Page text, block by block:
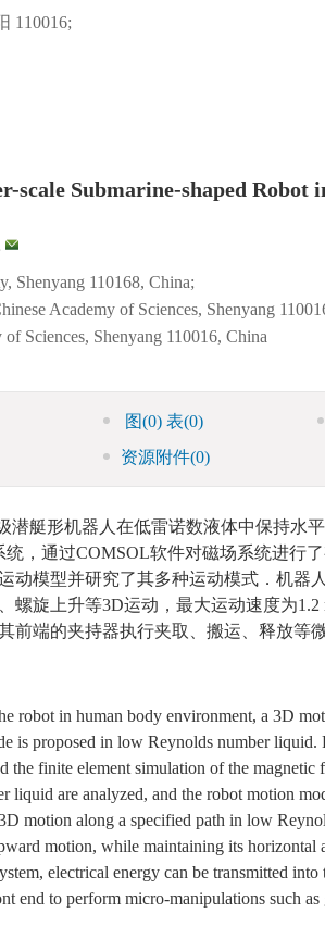
110016;
Submarine-shaped Robot
Shenyang 110168, China;
Academy of Sciences, Shenyang
Sciences, Shenyang 110016, China
图(0)表(0)
资源附件(0)
艇形机器人在低雷诺数液体中保持水
，通过COMSOL软件对磁场系统进行
模型并研究了其多种运动模式．机器
旋上升等3D运动，最大运动速度为1.2
端的夹持器执行夹取、搬运、释放等
robot in human body environment, a 3D
is proposed in low Reynolds number liquid.
the finite element simulation of the magnetic
are analyzed, and the robot motion
motion along a specified path in low
motion, while maintaining its horizontal
electrical energy can be transmitted
end to perform micro-manipulations such